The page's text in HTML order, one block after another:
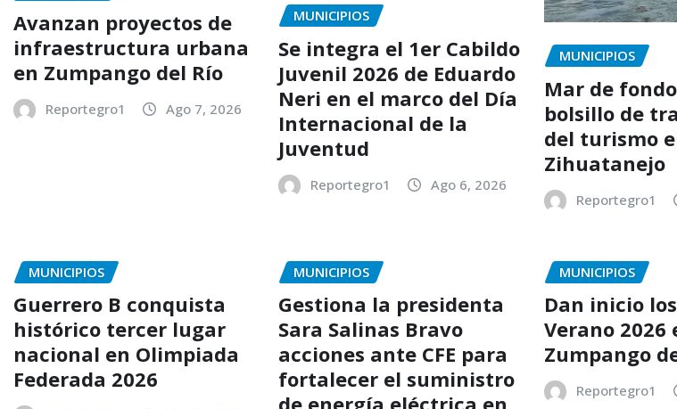
Avanzan proyectos de
infraestructura urbana
en Zumpango del Río
Reportegro1 Ago 7, 2026
MUNICIPIOS
Se integra el 1er Cabildo
Juvenil 2026 de Eduardo
Neri en el marco del Día
Internacional de la
Juventud
Reportegro1 Ago 6, 2026
MUNICIPIOS
Mar de
bolsillo de
del turismo
Zihuatanejo
Reportegro1
MUNICIPIOS
Guerrero B conquista
histórico tercer lugar
nacional en Olimpiada
Federada 2026
MUNICIPIOS
Gestiona la presidenta
Sara Salinas Bravo
acciones ante CFE para
fortalecer el suministro
MUNICIPIOS
Dan inicio
Verano 2026
Zumpango
Reportegro1